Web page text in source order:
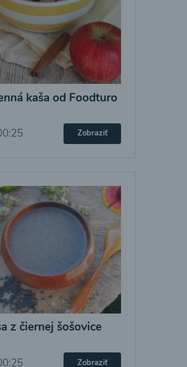
kaša od Foodturo
Zobraziť
z čiernej šošovice
Zobraziť